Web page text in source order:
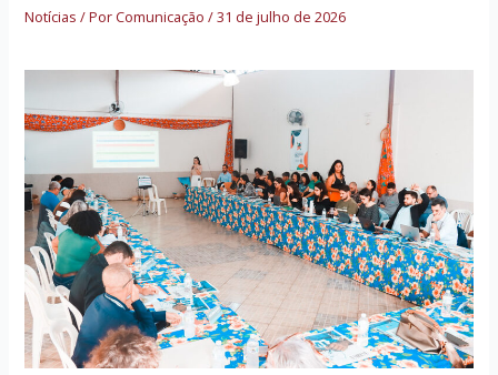
Notícias / PorComunicação/31 de julho de 2026